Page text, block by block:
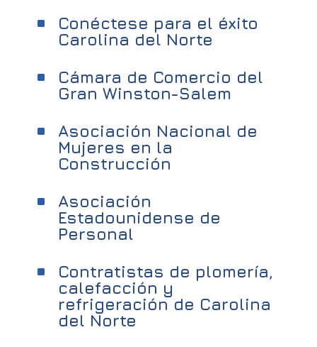
^
Conéctese para el éxito
Carolina del Norte
^
Cámara de Comercio del
Gran Winston-Salem
^
Asociación Nacional de
Mujeres en la
Construcción
^
Asociación
Estadounidense de
Personal
^
Contratistas de plomería,
calefacción y
refrigeración de Carolina
del Norte